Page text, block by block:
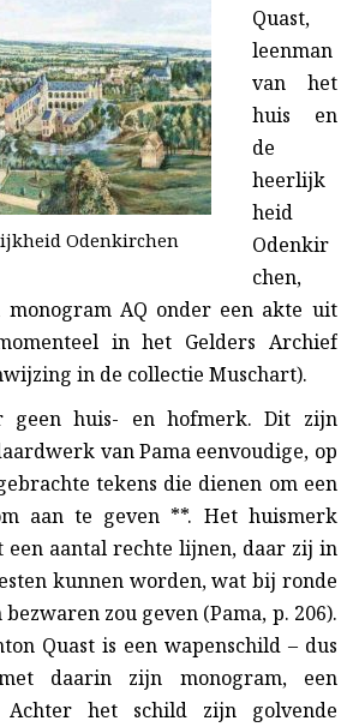
Odenkirchen
Quast,
leenman
van het
huis en
de
heerlijk
heid
Odenkir
chen,
monogram AQ onder een akte uit
in het Gelders Archief
in de collectie Muschart).
geen huis- en hofmerk. Dit zijn
van Pama eenvoudige, op
tekens die dienen om een
aan te geven **. Het huismerk
een aantal rechte lijnen, daar zij in
kunnen worden, wat bij ronde
zou geven (Pama, p. 206).
Quast is een wapenschild – dus
daarin zijn monogram, een
Achter het schild zijn golvende